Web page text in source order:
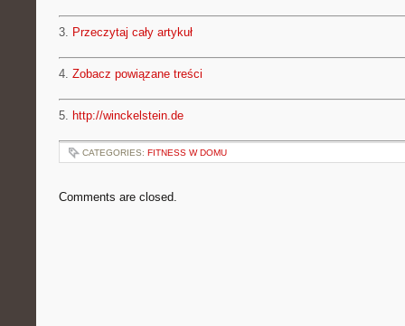
3. Przeczytaj cały artykuł
4. Zobacz powiązane treści
5. http://winckelstein.de
CATEGORIES: FITNESS W DOMU
Comments are closed.